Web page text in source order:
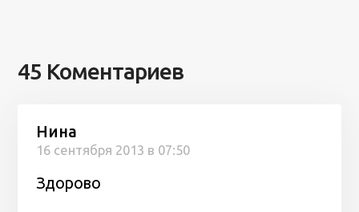
45 Коментариев
Нина
16 сентября 2013 в 07:50
Здорово